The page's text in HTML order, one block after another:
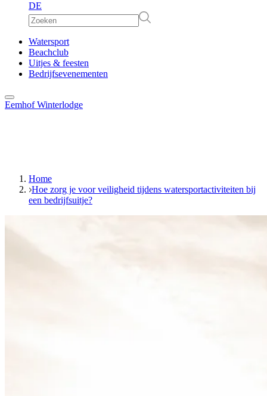
DE
EN
DE
Watersport
Beachclub
Uitjes & feesten
Bedrijfsevenementen
Eemhof Winterlodge
Home
Hoe zorg je voor veiligheid tijdens watersportactiviteiten bij
een bedrijfsuitje?